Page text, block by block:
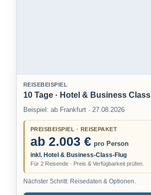
REISEBEISPIEL
10 Tage · Hotel & Business Class
Beispiel: ab Frankfurt · 27.08.2026
PREISBEISPIEL · REISEPAKET
ab 2.003 € pro Person
inkl. Hotel & Business-Class-Flug
Für 2 Reisende · Preis & Verfügbarkeit prüfen.
Nächster Schritt: Reisedaten & Optionen.